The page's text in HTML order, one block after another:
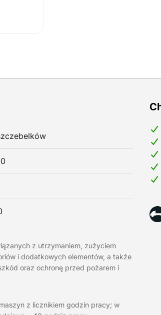
z utrzymaniem, zużyciem
i dodatkowych elementów, a także
oraz ochronę przed pożarem i
z licznikiem godzin pracy; w